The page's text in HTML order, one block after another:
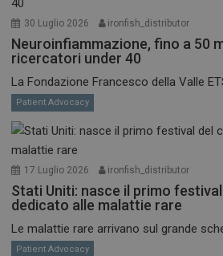
30 Luglio 2026 ironfish_distributor
Neuroinfiammazione, fino a 50
ricercatori under 40
La Fondazione Francesco della Valle
Patient Advocacy
17 Luglio 2026 ironfish_distributor
Stati Uniti: nasce il primo
dedicato alle malattie rare
Le malattie rare arrivano sul grande
Patient Advocacy